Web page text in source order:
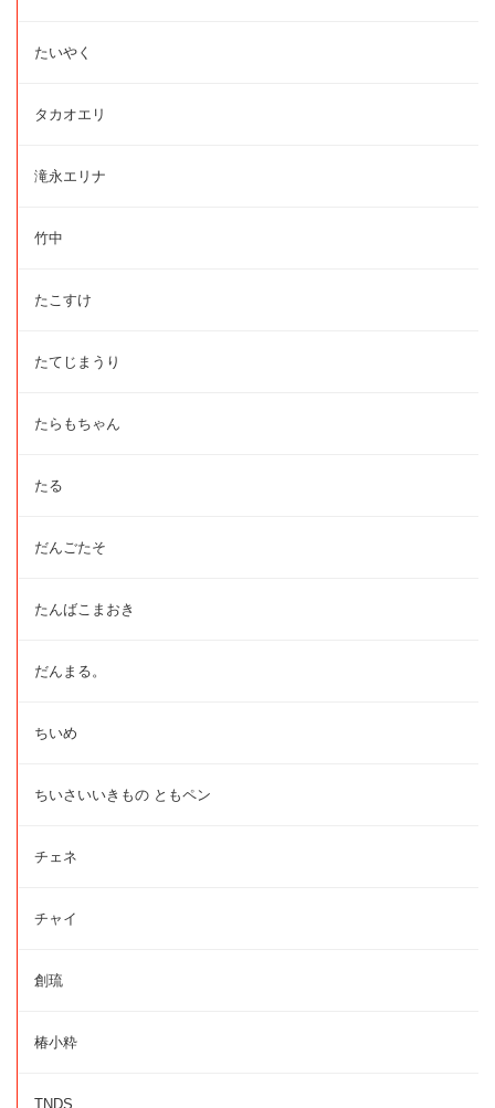
たいやく
タカオエリ
滝永エリナ
竹中
たこすけ
たてじまうり
たらもちゃん
たる
だんごたそ
たんばこまおき
だんまる。
ちいめ
ちいさいいきもの ともペン
チェネ
チャイ
創琉
椿小粋
TNDS